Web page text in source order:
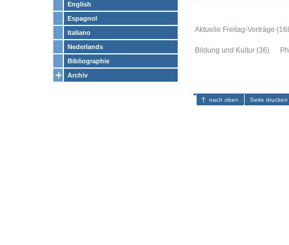
English
Espagnol
Italiano
Nederlands
Bibliographie
Archiv
Aktuelle Freitag-Vorträge
Bildung und Kultur (36)
nach oben Seite drucken